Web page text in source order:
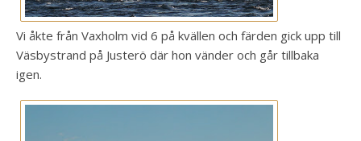
Vi åkte från Vaxholm vid 6 på kvällen och färden gick upp till
Väsbystrand på Justerö där hon vänder och går tillbaka
igen.